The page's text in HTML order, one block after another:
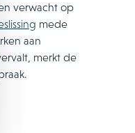
verwacht op
mede
aan
merkt de